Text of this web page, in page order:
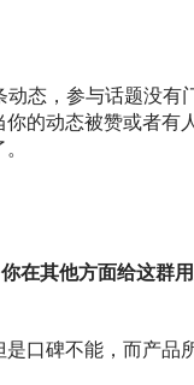
态，参与话题没
的动态被赞或者
在其他方面给这
口碑不能，而产品